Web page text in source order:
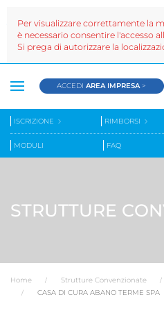
ACCEDIAREA IMPRESA >
ISCRIZIONE RIMBORSI
MODULI FAQ
STRUTTURE
Home Strutture Convenzionate
CASA DI CURA ABANO TERME SPA
Per visualizzare correttamente la
è necessario consentire l'accesso
Si prega di autorizzare la